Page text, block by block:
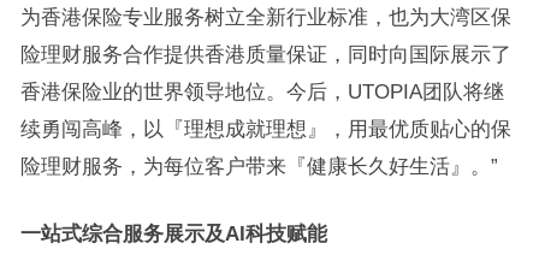
为香港保险专业服务树立全新行业标准，也为大湾区保
险理财服务合作提供香港质量保证，同时向国际展示了
香港保险业的世界领导地位。今后，UTOPIA团队将继
续勇闯高峰，以『理想成就理想』，用最优质贴心的保
险理财服务，为每位客户带来『健康长久好生活』。”
一站式综合服务展示及AI科技赋能